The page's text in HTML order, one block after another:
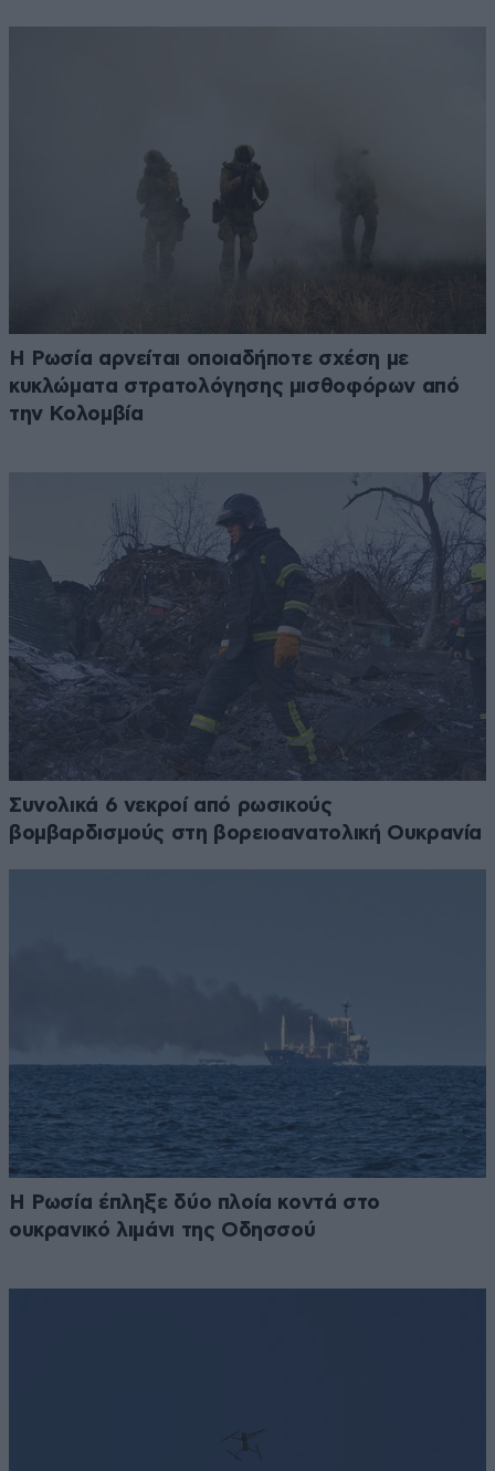
Η Ρωσία αρνείται οποιαδήποτε σχέση με
κυκλώματα στρατολόγησης μισθοφόρων από
την Κολομβία
Συνολικά 6 νεκροί από ρωσικούς
βομβαρδισμούς στη βορειοανατολική Ουκρανία
Η Ρωσία έπληξε δύο πλοία κοντά στο
ουκρανικό λιμάνι της Οδησσού